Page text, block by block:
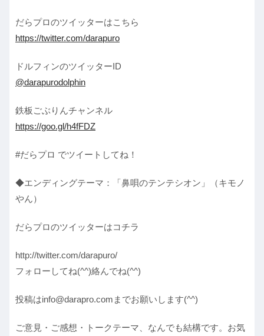
だらプロのツイッターはこちら
https://twitter.com/darapuro
ドルフィンのツイッターID
@darapurodolphin
鉄板ごぶりんチャンネル
https://goo.gl/h4fFDZ
#だらプロ でツイートしてね！
◆エンディングテーマ：「鼻唄のテンテシオン」（キモノ
やん）
だらプロのツイッターはコチラ
http://twitter.com/darapuro/
フォローしてね(^^)絡んでね(^^)
投稿はinfo@darapro.comまでお願いします(^^)
ご意見・ご感想・トークテーマ、なんでも結構です。お気